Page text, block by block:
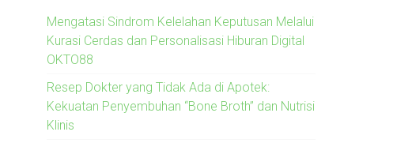
Mengatasi Sindrom Kelelahan Keputusan Melalui
Kurasi Cerdas dan Personalisasi Hiburan Digital
OKTO88
Resep Dokter yang Tidak Ada di Apotek:
Kekuatan Penyembuhan “Bone Broth” dan Nutrisi
Klinis